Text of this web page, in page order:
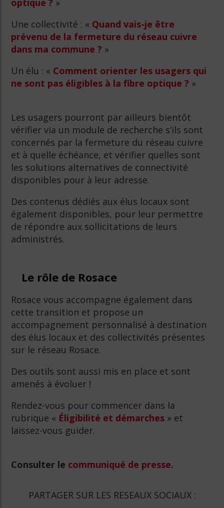
optique ? »
Une collectivité : « Quand vais-je être
prévenu de la fermeture du réseau cuivre
dans ma commune ? »
Un élu : « Comment orienter les usagers qui
ne sont pas éligibles à la fibre optique ? »
Les usagers pourront par ailleurs bientôt
vérifier via un module de recherche s’ils sont
concernés par la fermeture du réseau cuivre
et à quelle échéance, et vérifier quelles sont
les solutions alternatives de connectivité
disponibles pour à leur adresse.
Des contenus dédiés aux élus locaux sont
également disponibles, pour leur permettre
de répondre aux sollicitations de leurs
administrés.
Le rôle de Rosace
Rosace vous accompagne également dans
cette transition et propose un
accompagnement personnalisé à destination
des élus locaux et des collectivités présentes
sur le réseau Rosace.
Des outils sont aussi mis en place et sont
amenés à évoluer !
Rendez-vous pour commencer dans la
rubrique « Éligibilité et démarches » et
laissez-vous guider.
Consulter le communiqué de presse.
PARTAGER SUR LES RESEAUX SOCIAUX :